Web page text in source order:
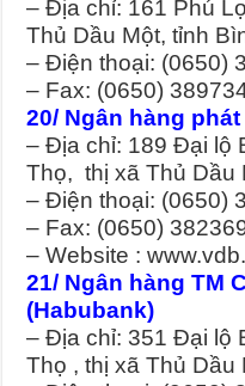
– Địa chỉ: 161 Phú
Thủ Dầu Một, tỉnh
– Điện thoại: (0650)
– Fax: (0650)
20/ Ngân hàng
– Địa chỉ: 189 Đại lộ
Thọ, thị xã Thủ Dầu
– Điện thoại: (0650)
– Fax: (0650)
– Website :
21/ Ngân hàng TM
(Habubank)
– Địa chỉ: 351 Đại lộ
Thọ , thị xã Thủ